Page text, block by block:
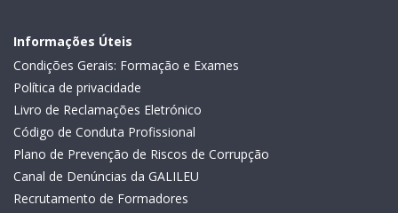
Informações Úteis
Condições Gerais: Formação e Exames
Política de privacidade
Livro de Reclamações Eletrónico
Código de Conduta Profissional
Plano de Prevenção de Riscos de Corrupção
Canal de Denúncias da GALILEU
Recrutamento de Formadores